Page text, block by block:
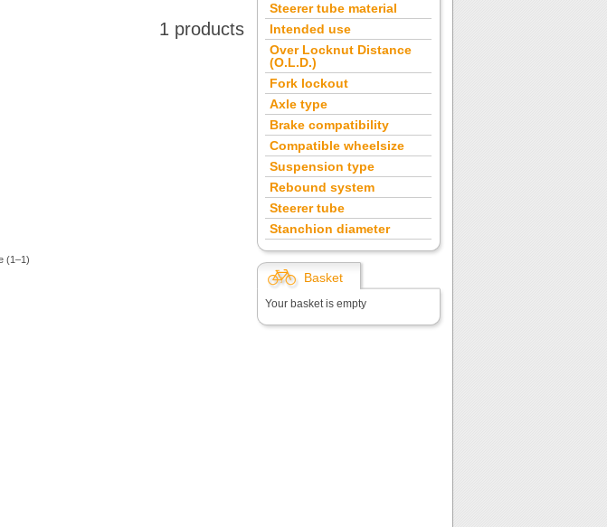
1 products
(1–1)
Steerer tube material
Intended use
Over Locknut Distance
(O.L.D.)
Fork lockout
Axle type
Brake compatibility
Compatible wheelsize
Suspension type
Rebound system
Steerer tube
Stanchion diameter
Basket
Your basket is empty